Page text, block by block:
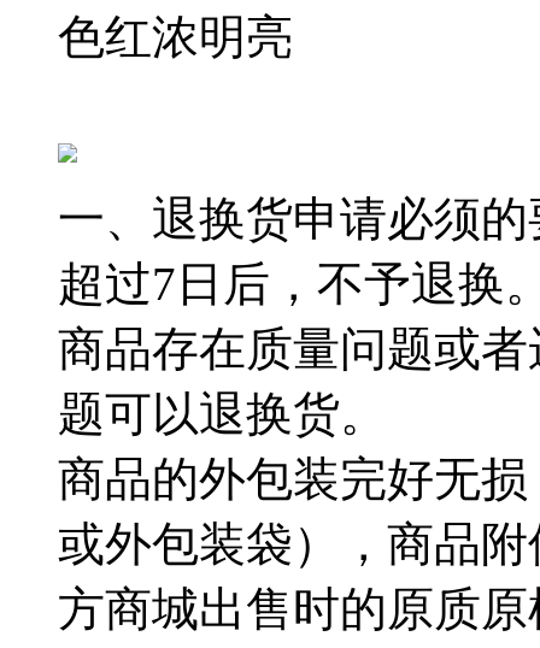
色红浓明亮
一、退换货申请必须
超过7日后，不予退换
商品存在质量问题或
题可以退换货。
商品的外包装完好无
或外包装袋），商品
方商城出售时的原质